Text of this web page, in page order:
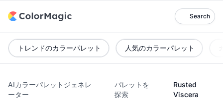
Search
トレンドのカラーパレット 人気のカラーパレット
AIカラーパレットジェネレ
ーター
パレットを
探索
Rusted
Viscera